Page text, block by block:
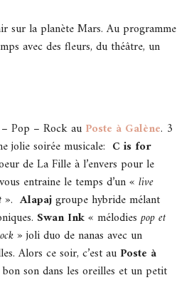
sur la planète Mars. Au programme
avec des fleurs, du théâtre, un
Pop – Rock au Poste à Galène. 3
jolie soirée musicale: C is for
de La Fille à l’envers pour le
entraine le temps d’un « live
». Alapajgroupe hybride mélant
Swan Ink« mélodiespop et
»joli duo de nanas avec un
Alors ce soir, c’est au Poste à
son dans les oreilles et un petit